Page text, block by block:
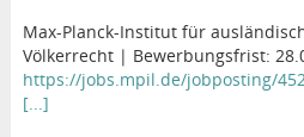
Max-Planck-Institut für
Völkerrecht | Bewerbungsfrist:
https://jobs.mpil.de/jobposting/
[...]